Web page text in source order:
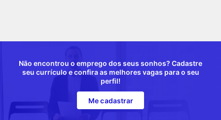
Não encontrou o emprego dos seus sonhos? Cadastre
seu currículo e confira as melhores vagas para o seu
perfil!
Me cadastrar